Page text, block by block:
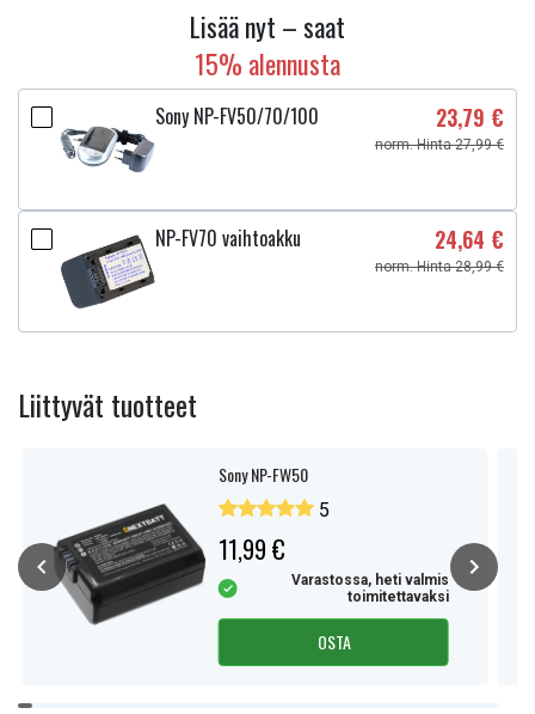
Lisää nyt – saat
15% alennusta
Sony NP-FV50/70/100 23,79 €
norm. Hinta 27,99 €
NP-FV70 vaihtoakku 24,64 €
norm. Hinta 28,99 €
Liittyvät tuotteet
Sony NP-FW50
5
11,99 €
Varastossa, heti valmis
toimitettavaksi
OSTA
Item